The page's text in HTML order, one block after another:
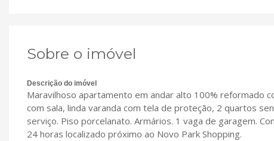
Sobre o imóvel
Descrição do imóvel
Maravilhoso apartamento em andar alto 100% reformado
com sala, linda varanda com tela de proteção, 2 quartos
serviço. Piso porcelanato. Armários. 1 vaga de garagem.
24 horas localizado próximo ao Novo Park Shopping.